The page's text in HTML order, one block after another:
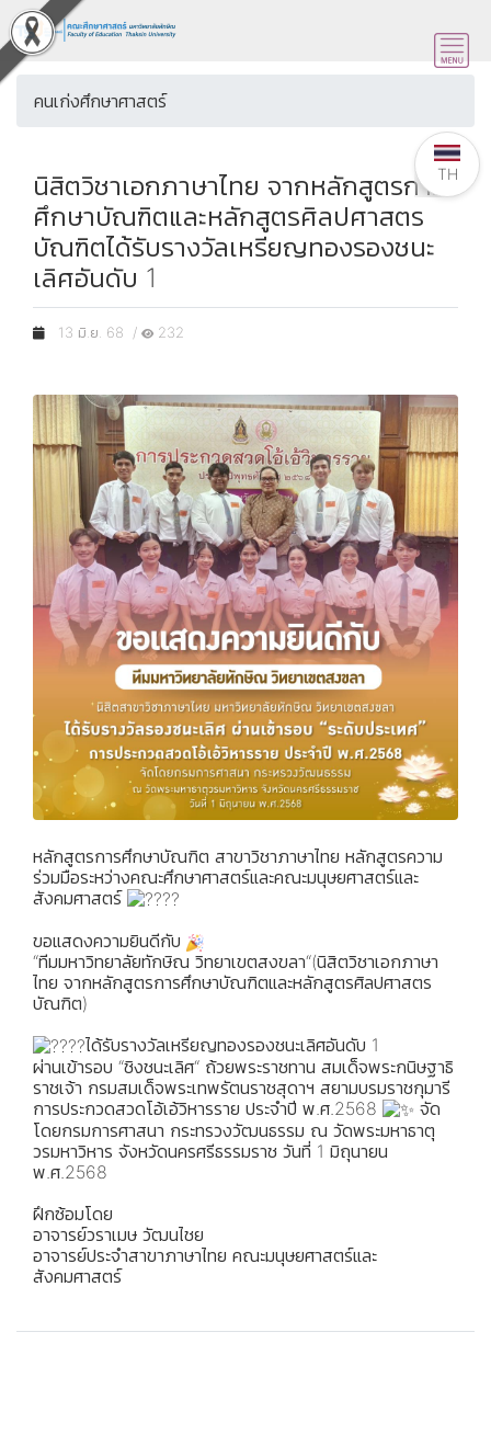
คนเก่งศึกษาศาสตร์
นิสิตวิชาเอกภาษาไทย จากหลักสูตรการ
ศึกษาบัณฑิตและหลักสูตรศิลปศาสตร
บัณฑิตได้รับรางวัลเหรียญทองรองชนะ
เลิศอันดับ 1
13 มิ.ย. 68 / 232
หลักสูตรการศึกษาบัณฑิต สาขาวิชาภาษาไทย หลักสูตรความ
ร่วมมือระหว่างคณะศึกษาศาสตร์และคณะมนุษยศาสตร์และ
สังคมศาสตร์
ขอแสดงความยินดีกับ
“ทีมมหาวิทยาลัยทักษิณ วิทยาเขตสงขลา“(นิสิตวิชาเอกภาษา
ไทย จากหลักสูตรการศึกษาบัณฑิตและหลักสูตรศิลปศาสตร
บัณฑิต)
ได้รับรางวัลเหรียญทองรองชนะเลิศอันดับ 1
ผ่านเข้ารอบ “ชิงชนะเลิศ“ ถ้วยพระราชทาน สมเด็จพระกนิษฐาธิ
ราชเจ้า กรมสมเด็จพระเทพรัตนราชสุดาฯ สยามบรมราชกุมารี
การประกวดสวดโอ้เอ้วิหารราย ประจำปี พ.ศ.2568
จัด
โดยกรมการศาสนา กระทรวงวัฒนธรรม ณ วัดพระมหาธาตุ
วรมหาวิหาร จังหวัดนครศรีธรรมราช วันที่ 1 มิถุนายน
พ.ศ.2568
ฝึกซ้อมโดย
อาจารย์วราเมษ วัฒนไชย
อาจารย์ประจำสาขาภาษาไทย คณะมนุษยศาสตร์และ
สังคมศาสตร์
TH